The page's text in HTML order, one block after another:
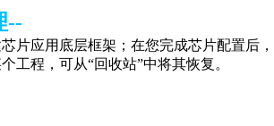
--
应用底层框架；在您完成芯片配置后
工程，可从“回收站”中将其恢复。